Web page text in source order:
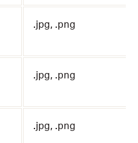
.jpg, .png
.jpg, .png
.jpg, .png